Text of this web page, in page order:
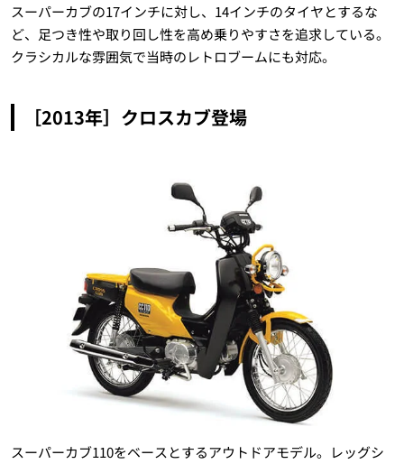
スーパーカブの17インチに対し、14インチのタイヤとするな
ど、足つき性や取り回し性を高め乗りやすさを追求している。
クラシカルな雰囲気で当時のレトロブームにも対応。
［2013年］クロスカブ登場
スーパーカブ110をベースとするアウトドアモデル。レッグシ